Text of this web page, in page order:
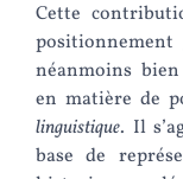
Cette
néanmoins
en matière de
linguistique. Il
base de